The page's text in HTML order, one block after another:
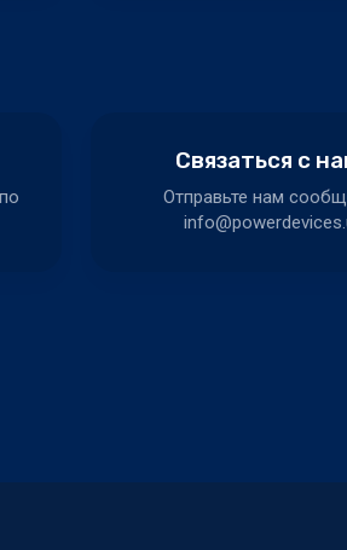
Связаться с
Отправьте нам